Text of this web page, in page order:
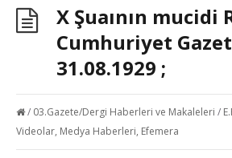
X Şuaının mucidi
Cumhuriyet
31.08.1929 ;
/ 03.Gazete/Dergi Haberleri ve Makaleleri /
Videolar, Medya Haberleri, Efemera